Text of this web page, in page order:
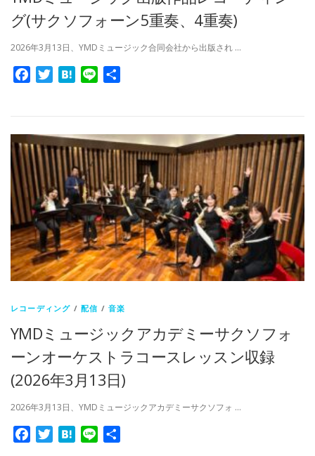
グ(サクソフォーン5重奏、4重奏)
2026年3月13日、YMDミュージック合同会社から出版され …
FacebookTwitterHatena
Line
レコーディング /配信 /音楽
YMDミュージックアカデミーサクソフォ
ーンオーケストラコースレッスン収録
(2026年3月13日)
2026年3月13日、YMDミュージックアカデミーサクソフォ …
FacebookTwitterHatena
Line